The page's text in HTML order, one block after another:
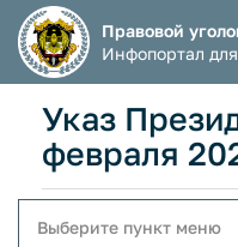
Правовой
Инфопортал
Указ
февраля
Выберите пункт меню